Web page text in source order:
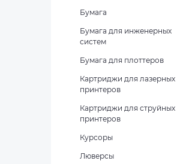
Бумага
Бумага для инженерных
систем
Бумага для плоттеров
Картриджи для лазерных
принтеров
Картриджи для струйных
принтеров
Курсоры
Люверсы